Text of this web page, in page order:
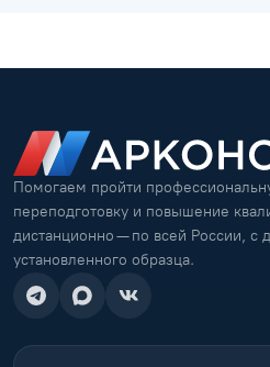
Помогаем пройти
переподготовку и повышение
дистанционно — по всей России, с
установленного образца.